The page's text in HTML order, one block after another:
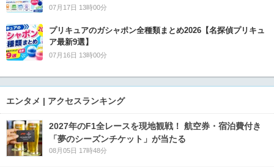
07月17日 13時00分
プリキュアのガシャポン全種類まとめ2026【名探偵プリキュ
ア最新9選】
07月16日 13時00分
エンタメ | アクセスランキング
2027年のF1全レースを現地観戦！ 航空券・宿泊費付き
「夢のシーズンチケット」が当たる
08月05日 17時48分